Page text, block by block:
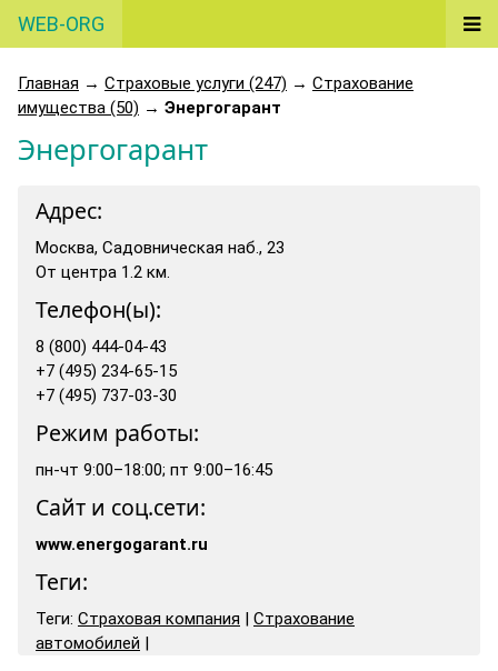
WEB-ORG
Главная → Страховые услуги (247) → Страхование
имущества (50) → Энергогарант
Энергогарант
Адрес:
Москва, Садовническая наб., 23
От центра 1.2 км.
Телефон(ы):
8 (800) 444-04-43
+7 (495) 234-65-15
+7 (495) 737-03-30
Режим работы:
пн-чт 9:00–18:00; пт 9:00–16:45
Сайт и соц.сети:
www.energogarant.ru
Теги:
Теги: Страховая компания | Страхование
автомобилей |